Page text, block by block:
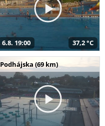
6.8. 19:00 37,2 °C
Podhájska (69 km)